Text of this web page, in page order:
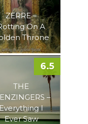
ZERRE –
On A
Throne
THE
–
I
Ever Saw
6.5